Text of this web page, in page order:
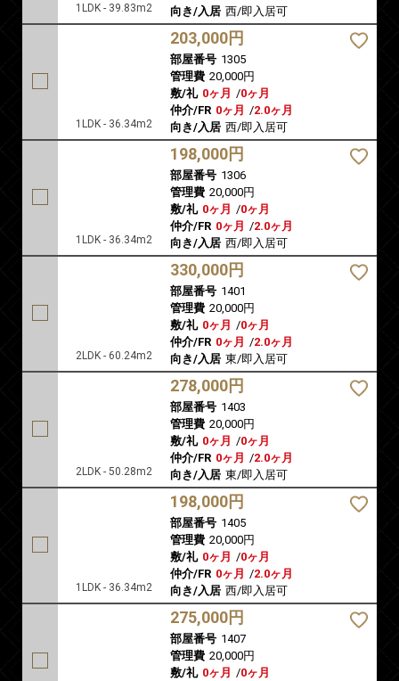
1LDK - 39.83m2
向き/入居 西/即入居可
1LDK - 36.34m2
203,000円
部屋番号 1305
管理費 20,000円
敷/礼 0ヶ月 /0ヶ月
仲介/FR 0ヶ月 /2.0ヶ月
向き/入居 西/即入居可
1LDK - 36.34m2
198,000円
部屋番号 1306
管理費 20,000円
敷/礼 0ヶ月 /0ヶ月
仲介/FR 0ヶ月 /2.0ヶ月
向き/入居 西/即入居可
2LDK - 60.24m2
330,000円
部屋番号 1401
管理費 20,000円
敷/礼 0ヶ月 /0ヶ月
仲介/FR 0ヶ月 /2.0ヶ月
向き/入居 東/即入居可
2LDK - 50.28m2
278,000円
部屋番号 1403
管理費 20,000円
敷/礼 0ヶ月 /0ヶ月
仲介/FR 0ヶ月 /2.0ヶ月
向き/入居 東/即入居可
1LDK - 36.34m2
198,000円
部屋番号 1405
管理費 20,000円
敷/礼 0ヶ月 /0ヶ月
仲介/FR 0ヶ月 /2.0ヶ月
向き/入居 西/即入居可
275,000円
部屋番号 1407
管理費 20,000円
敷/礼 0ヶ月 /0ヶ月